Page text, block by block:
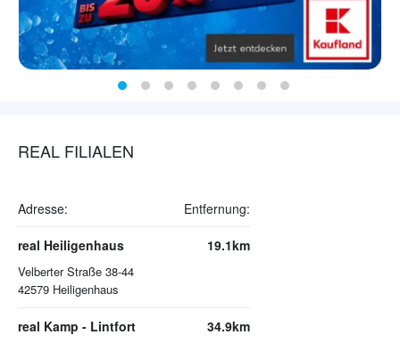
REAL FILIALEN
Adresse: Entfernung:
real Heiligenhaus
Velberter Straße 38-44
42579 Heiligenhaus
19.1km
real Kamp - Lintfort 34.9km